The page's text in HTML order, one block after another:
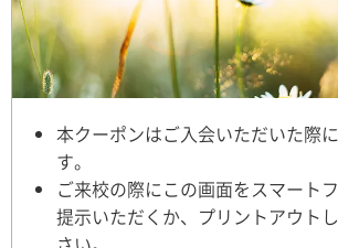
本クーポンはご入会いただいた際
す。
ご来校の際にこの画面をスマート
提示いただくか、プリントアウト